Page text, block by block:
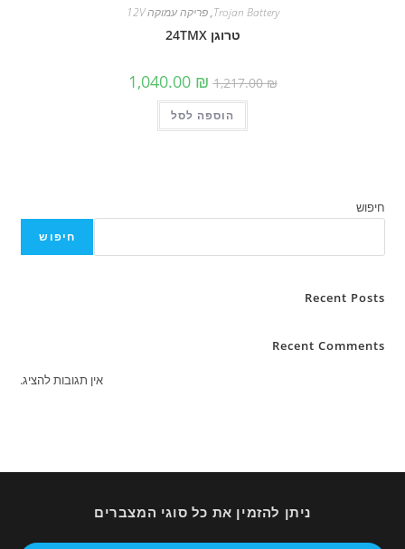
,פריקה עמוקה 12V
המחיר
המקורי
1,217.00 ₪.
1,040.00₪ המחיר
הנוכחי
הוא:
1,040.00 ₪.
Recent
אין תגובות להציג.
ניתן להזמין את כל סוגי המצברים